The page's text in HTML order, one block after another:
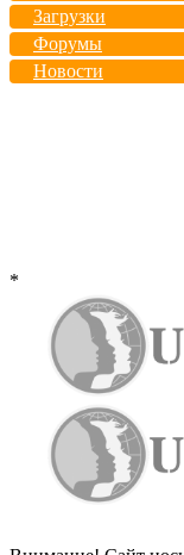
Загрузки
Форумы
Новости
*